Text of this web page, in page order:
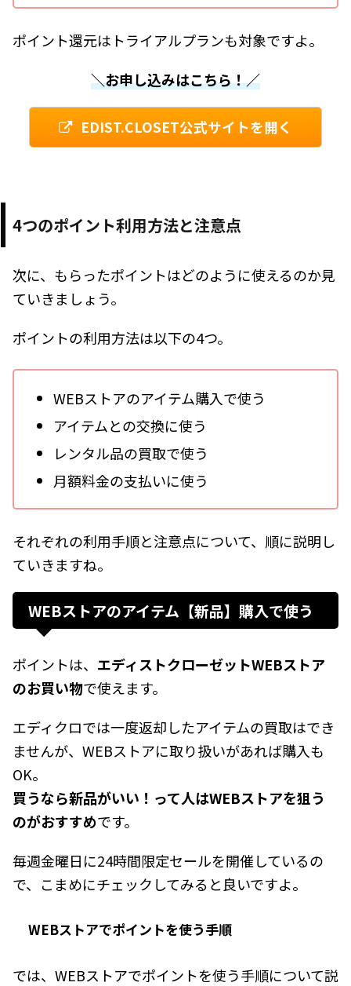
ポイント還元はトライアルプランも対象ですよ。
＼お申し込みはこちら！／
EDIST.CLOSET公式サイトを開く
4つのポイント利用方法と注意点
次に、もらったポイントはどのように使えるのか見
ていきましょう。
ポイントの利用方法は以下の4つ。
WEBストアのアイテム購入で使う
アイテムとの交換に使う
レンタル品の買取で使う
月額料金の支払いに使う
それぞれの利用手順と注意点について、順に説明し
ていきますね。
WEBストアのアイテム【新品】購入で使う
ポイントは、 エディストクローゼットWEBストア
のお買い物で使えます。
エディクロでは一度返却したアイテムの買取はでき
ませんが、WEBストアに取り扱いがあれば購入も
OK。
買うなら新品がいい！って人はWEBストアを狙う
のがおすすめです。
毎週金曜日に24時間限定セールを開催しているの
で、こまめにチェックしてみると良いですよ。
WEBストアでポイントを使う手順
では、WEBストアでポイントを使う手順について説